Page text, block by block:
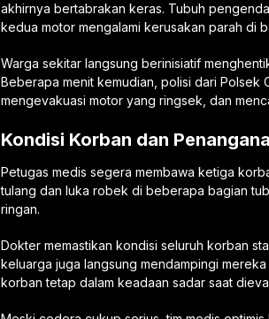
akhirnya bertabrakan keras. Tubuh
kedua motor mengalami kerusakan parah di
Warga sekitar langsung berinisiatif
Beberapa menit kemudian, polisi dari Polsek
mengevakuasi motor yang ringsek, dan
Kondisi Korban dan
Petugas medis segera membawa ketiga
tulang dan luka robek di beberapa bagian
ringan.
Dokter memastikan kondisi seluruh korban
keluarga juga langsung mendampingi
korban tetap dalam keadaan sadar saat